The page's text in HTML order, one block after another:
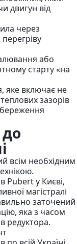
двигун від
через
або
старту «на
яке включає не
зазорів
всім необхідним
Pubert у Києві,
магістралі
заточений
яка з часом
редуктора.